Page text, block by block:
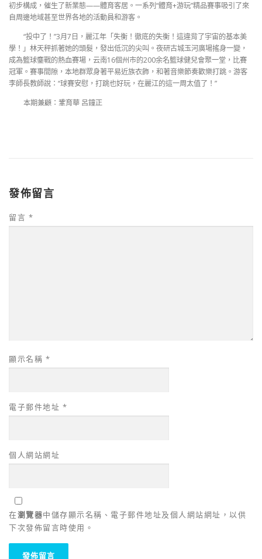
初步構成，催生了新業態——體育客居。一系列“體育+游玩”精品賽事吸引了來
自周邊地域甚至世界各地的活動員和游客。
“投中了！”3月7日，麗江年「失衡！徹底的失衡！這違背了宇宙的基本美
學！」林天秤抓著她的頭髮，發出低沉的尖叫。夜研古城玉河廣場搖身一變，
成為籃球鏖戰的熱血賽場，云南16個州市的200余名籃球健兒會聚一堂，比賽
冠軍。賽事間隙，本地群眾身著平易近族衣飾，和著音樂節奏歡樂打跳。游客
李師長教師說：“球賽安慰，打跳也好玩，在麗江的這一周太值了！”
本期兼顧：鞏育華 呂鐘正
發佈留言
留言 *
顯示名稱 *
電子郵件地址 *
個人網站網址
在瀏覽器中儲存顯示名稱、電子郵件地址及個人網站網址，以供
下次發佈留言時使用。